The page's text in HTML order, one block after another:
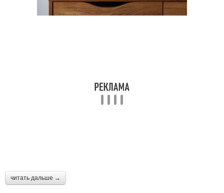
читать дальше →